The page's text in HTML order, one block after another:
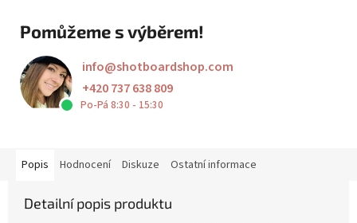
Pomůžeme s výběrem!
info@shotboardshop.com
+420 737 638 809
Po-Pá 8:30 - 15:30
Popis Hodnocení Diskuze Ostatní informace
Detailní popis produktu